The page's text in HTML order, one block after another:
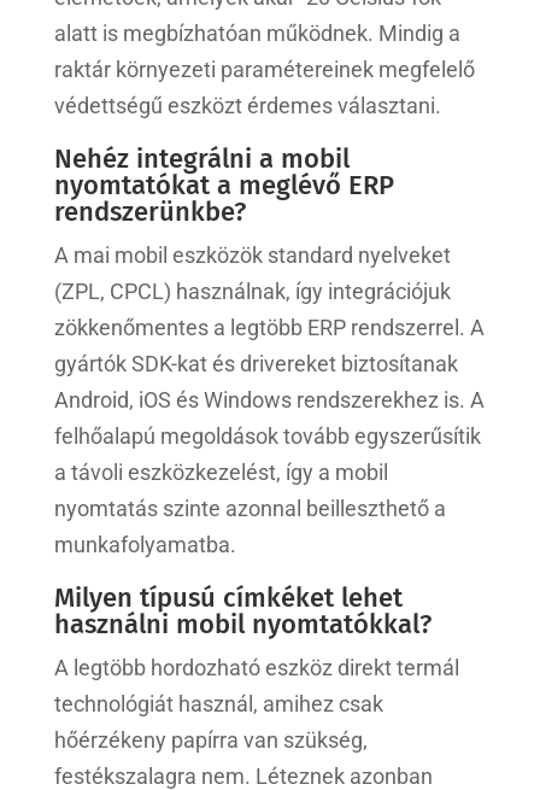
alatt is megbízhatóan működnek. Mindig a
raktár környezeti paramétereinek megfelelő
védettségű eszközt érdemes választani.
Nehéz integrálni a mobil
nyomtatókat a meglévő ERP
rendszerünkbe?
A mai mobil eszközök standard nyelveket
(ZPL, CPCL) használnak, így integrációjuk
zökkenőmentes a legtöbb ERP rendszerrel. A
gyártók SDK-kat és drivereket biztosítanak
Android, iOS és Windows rendszerekhez is. A
felhőalapú megoldások tovább egyszerűsítik
a távoli eszközkezelést, így a mobil
nyomtatás szinte azonnal beilleszthető a
munkafolyamatba.
Milyen típusú címkéket lehet
használni mobil nyomtatókkal?
A legtöbb hordozható eszköz direkt termál
technológiát használ, amihez csak
hőérzékeny papírra van szükség,
festékszalagra nem. Léteznek azonban